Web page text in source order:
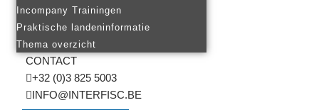
Incompany Trainingen
Praktische landeninformatie
Thema overzicht
CONTACT
+32 (0)3 825 5003
INFO@INTERFISC.BE